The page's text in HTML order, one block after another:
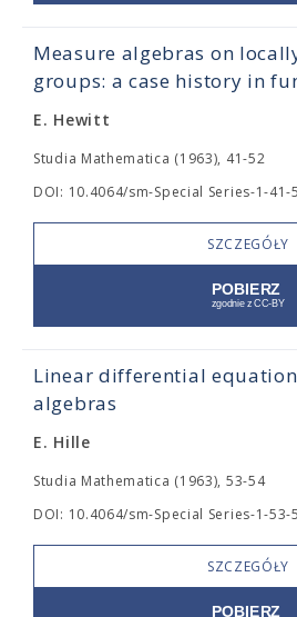
Measure algebras on
groups: a case history in
E. Hewitt
Studia Mathematica (1963), 41-52
DOI: 10.4064/sm-Special Series-1-41-
SZCZEGÓŁY
Linear differential
algebras
E. Hille
Studia Mathematica (1963), 53-54
DOI: 10.4064/sm-Special Series-1-53-
SZCZEGÓŁY